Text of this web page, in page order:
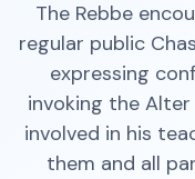
The Rebbe
regular public
expressing
invoking the
involved in his
them and all